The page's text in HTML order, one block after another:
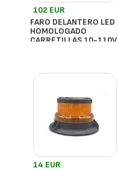
102 EUR
FARO DELANTERO LED
HOMOLOGADO
CARRETILLAS 10-110V
14 EUR